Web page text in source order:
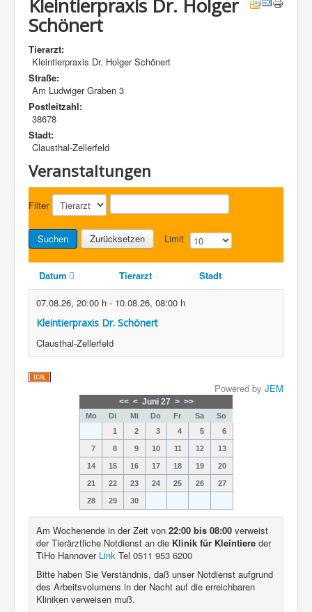
Kleintierpraxis Dr. Holger
Schönert
Tierarzt:
Kleintierpraxis Dr. Holger Schönert
Straße:
Am Ludwiger Graben 3
Postleitzahl:
38678
Stadt:
Clausthal-Zellerfeld
Veranstaltungen
Filter
Suchen Zurücksetzen Limit
Datum Tierarzt Stadt
07.08.26, 20:00 h - 10.08.26, 08:00 h
Kleintierpraxis Dr. Schönert
Clausthal-Zellerfeld
Powered by JEM
<< < Juni 27 > >>
Mo Di Mi Do Fr Sa
So
1
2 3 4 5 6
7 8 9 10 11 12 13
14 15 16 17 18 19 20
21 22 23 24 25 26 27
28 29 30
Am Wochenende in der Zeit von 22:00 bis 08:00 verweist
der Tierärztliche Notdienst an die Klinik für Kleintiere der
TiHo Hannover Link Tel 0511 953 6200
Bitte haben Sie Verständnis, daß unser Notdienst aufgrund
des Arbeitsvolumens in der Nacht auf die erreichbaren
Kliniken verweisen muß.